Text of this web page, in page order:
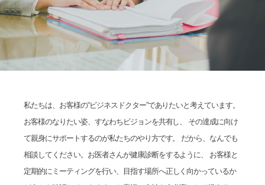
私たちは、お客様の“ビジネスドクター”でありたいと考えています。
お客様のなりたい姿、すなわちビジョンを共有し、
その達成に向け
て親身にサポートするのが私たちのやり方です。 だから、なんでも
相談してください。 お医者さんが健康診断をするように、 お客様と
定期的にミーティングを行い、
目指す場所へ正しく向かっているか